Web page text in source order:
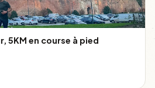
5KM en course à pied